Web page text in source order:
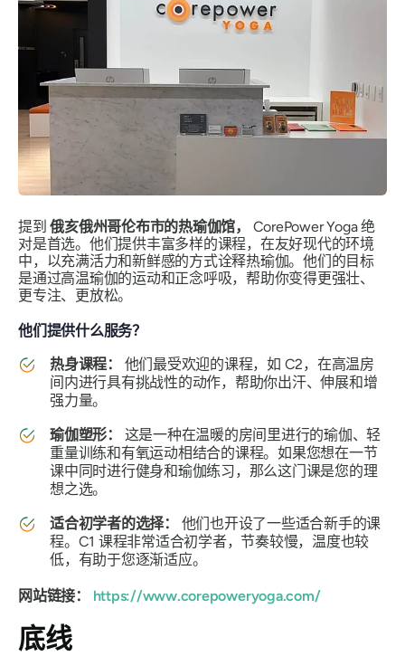
提到俄亥俄州哥伦布市的热瑜伽馆， CorePower Yoga 绝
对是首选。他们提供丰富多样的课程，在友好现代的环境
中，以充满活力和新鲜感的方式诠释热瑜伽。他们的目标
是通过高温瑜伽的运动和正念呼吸，帮助你变得更强壮、
更专注、更放松。
他们提供什么服务？
热身课程：
他们最受欢迎的课程，如 C2，在高温房
间内进行具有挑战性的动作，帮助你出汗、伸展和增
强力量。
瑜伽塑形：
这是一种在温暖的房间里进行的瑜伽、轻
重量训练和有氧运动相结合的课程。如果您想在一节
课中同时进行健身和瑜伽练习，那么这门课是您的理
想之选。
适合初学者的选择：
他们也开设了一些适合新手的课
程。C1 课程非常适合初学者，节奏较慢，温度也较
低，有助于您逐渐适应。
网站链接： https://www.corepoweryoga.com/
底线